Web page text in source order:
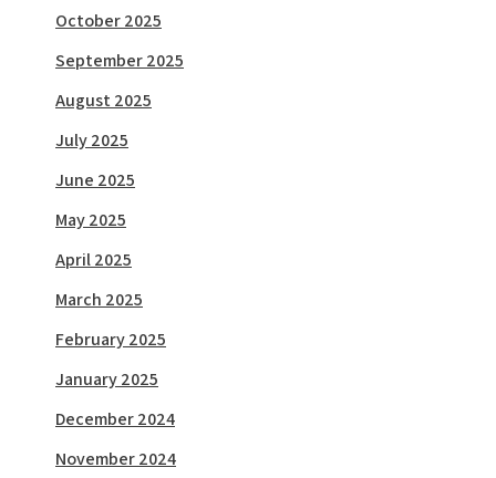
October 2025
September 2025
August 2025
July 2025
June 2025
May 2025
April 2025
March 2025
February 2025
January 2025
December 2024
November 2024